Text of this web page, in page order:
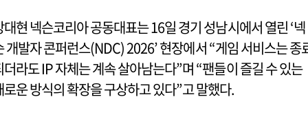
대현 넥슨코리아 공동대표는 16일 경기 성남시에서 열린 ‘넥
개발자 콘퍼런스(NDC) 2026’ 현장에서 “게임 서비스는 종
더라도 IP 자체는 계속 살아남는다”며 “팬들이 즐길 수 있는
로운 방식의 확장을 구상하고 있다”고 말했다.